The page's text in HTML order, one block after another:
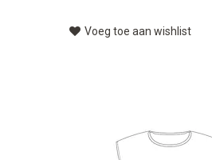
Voeg toe aan wishlist